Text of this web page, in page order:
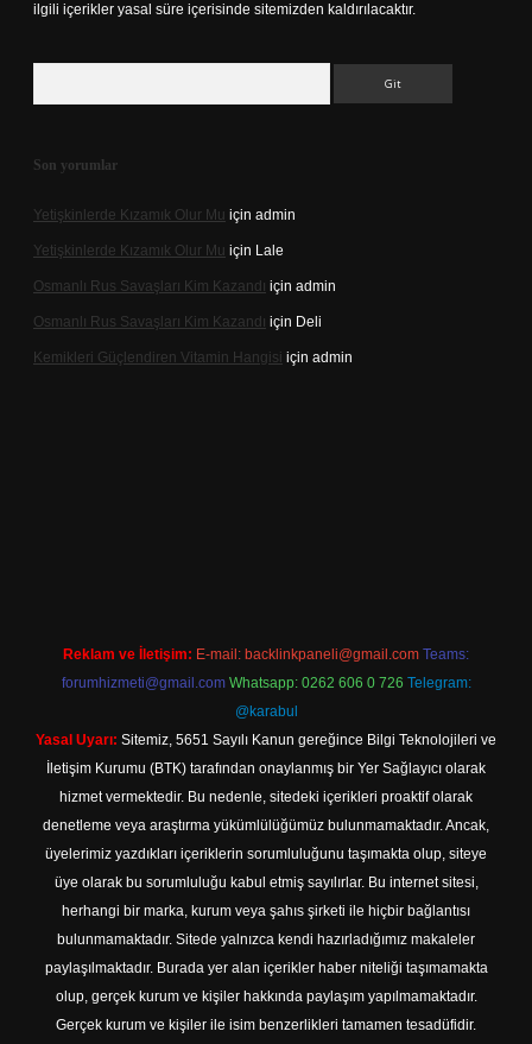
ilgili içerikler yasal süre içerisinde sitemizden kaldırılacaktır.
Son yorumlar
Yetişkinlerde Kızamık Olur Mu için admin
Yetişkinlerde Kızamık Olur Mu için Lale
Osmanlı Rus Savaşları Kim Kazandı için admin
Osmanlı Rus Savaşları Kim Kazandı için Deli
Kemikleri Güçlendiren Vitamin Hangisi için admin
Reklam ve İletişim: E-mail: backlinkpaneli@gmail.com Teams:
forumhizmeti@gmail.com Whatsapp: 0262 606 0 726 Telegram:
@karabul
Yasal Uyarı: Sitemiz, 5651 Sayılı Kanun gereğince Bilgi Teknolojileri ve
İletişim Kurumu (BTK) tarafından onaylanmış bir Yer Sağlayıcı olarak
hizmet vermektedir. Bu nedenle, sitedeki içerikleri proaktif olarak
denetleme veya araştırma yükümlülüğümüz bulunmamaktadır. Ancak,
üyelerimiz yazdıkları içeriklerin sorumluluğunu taşımakta olup, siteye
üye olarak bu sorumluluğu kabul etmiş sayılırlar. Bu internet sitesi,
herhangi bir marka, kurum veya şahıs şirketi ile hiçbir bağlantısı
bulunmamaktadır. Sitede yalnızca kendi hazırladığımız makaleler
paylaşılmaktadır. Burada yer alan içerikler haber niteliği taşımamakta
olup, gerçek kurum ve kişiler hakkında paylaşım yapılmamaktadır.
Gerçek kurum ve kişiler ile isim benzerlikleri tamamen tesadüfidir.